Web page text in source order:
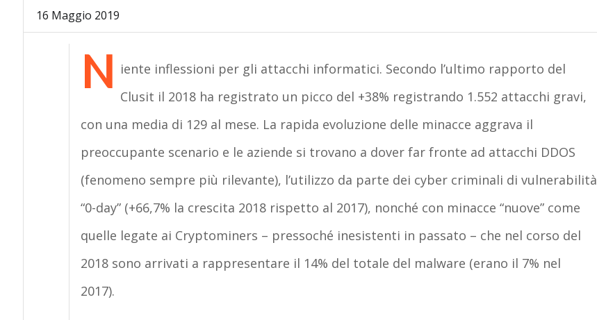
16 Maggio 2019
N iente inflessioni per gli attacchi informatici. Secondo l’ultimo rapporto del
Clusit il 2018 ha registrato un picco del +38% registrando 1.552 attacchi gravi,
con una media di 129 al mese. La rapida evoluzione delle minacce aggrava il
preoccupante scenario e le aziende si trovano a dover far fronte ad attacchi DDOS
(fenomeno sempre più rilevante), l’utilizzo da parte dei cyber criminali di vulnerabilità
“0-day” (+66,7% la crescita 2018 rispetto al 2017), nonché con minacce “nuove” come
quelle legate ai Cryptominers – pressoché inesistenti in passato – che nel corso del
2018 sono arrivati a rappresentare il 14% del totale del malware (erano il 7% nel
2017).